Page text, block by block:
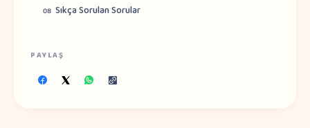
08 Sıkça Sorulan Sorular
PAYLAŞ